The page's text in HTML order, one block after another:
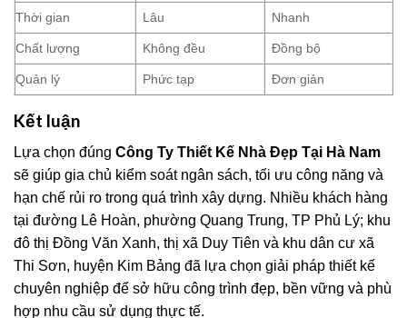
Thời gian Lâu Nhanh
Chất lượng Không đều Đồng bộ
Quản lý Phức tạp Đơn giản
Kết luận
Lựa chọn đúng Công Ty Thiết Kế Nhà Đẹp Tại Hà Nam
sẽ giúp gia chủ kiểm soát ngân sách, tối ưu công năng và
hạn chế rủi ro trong quá trình xây dựng. Nhiều khách hàng
tại đường Lê Hoàn, phường Quang Trung, TP Phủ Lý; khu
đô thị Đồng Văn Xanh, thị xã Duy Tiên và khu dân cư xã
Thi Sơn, huyện Kim Bảng đã lựa chọn giải pháp thiết kế
chuyên nghiệp để sở hữu công trình đẹp, bền vững và phù
hợp nhu cầu sử dụng thực tế.